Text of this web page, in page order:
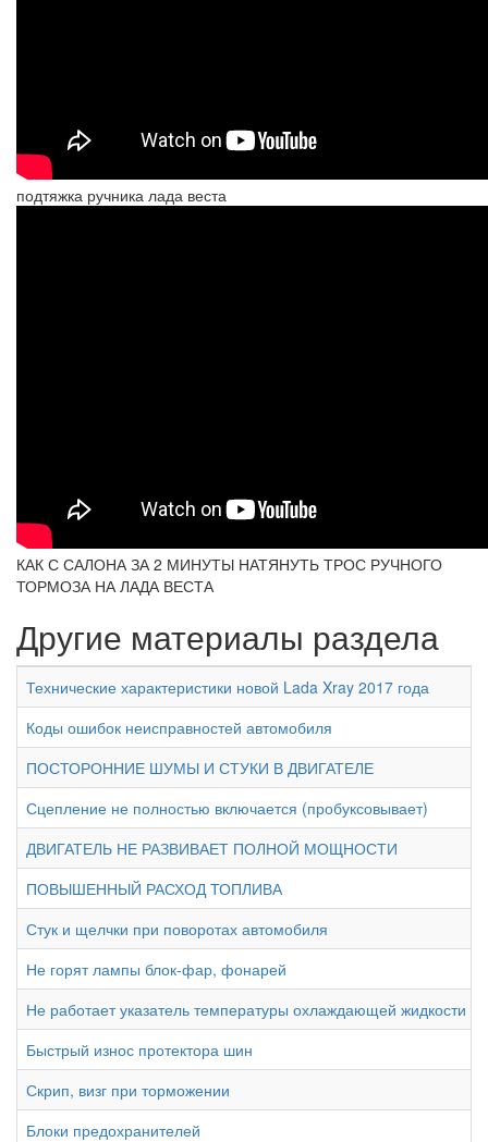
подтяжка ручника лада веста
КАК С САЛОНА ЗА 2 МИНУТЫ НАТЯНУТЬ ТРОС РУЧНОГО
ТОРМОЗА НА ЛАДА ВЕСТА
Другие материалы раздела
Технические характеристики новой Lada Xray 2017 года
Коды ошибок неисправностей автомобиля
ПОСТОРОННИЕ ШУМЫ И СТУКИ В ДВИГАТЕЛЕ
Сцепление не полностью включается (пробуксовывает)
ДВИГАТЕЛЬ НЕ РАЗВИВАЕТ ПОЛНОЙ МОЩНОСТИ
ПОВЫШЕННЫЙ РАСХОД ТОПЛИВА
Стук и щелчки при поворотах автомобиля
Не горят лампы блок-фар, фонарей
Не работает указатель температуры охлаждающей жидкости
Быстрый износ протектора шин
Скрип, визг при торможении
Блоки предохранителей